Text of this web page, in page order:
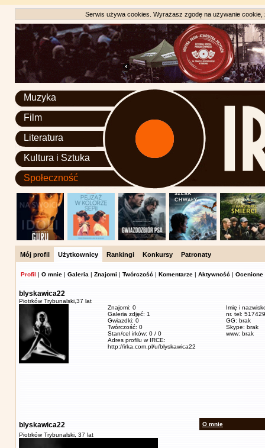
Serwis używa cookies. Wyrażasz zgodę na używanie
Muzyka
Film
Literatura
Kultura i Sztuka
Społeczność
Mój profil Użytkownicy Rankingi Konkursy Patronaty
Profil | O mnie | Galeria | Znajomi | Twórczość | Komentarze | Aktywność | Ocenione
blyskawica22
Piotrków Trybunalski, 37 lat
Znajomi: 0
Galeria zdjęć: 1
Gwiazdki: 0
Twórczość: 0
Stan/cel irków: 0 / 0
Adres profilu w IRCE:
http://irka.com.pl/u/blyskawica22
Imię i
nr. tel:
GG: brak
Skype: brak
www: brak
blyskawica22
Piotrków Trybunalski, 37 lat
O mnie